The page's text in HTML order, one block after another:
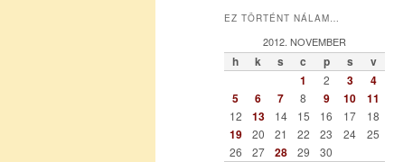
e
r
EZ TÖRTÉNT NÁLAM…
2012. NOVEMBER
h k s c p s v
1 2 3
4
5
6 7 8 9 10 11
12 13 14 15 16 17 18
19 20 21 22 23 24
25
26
27 28 29 30